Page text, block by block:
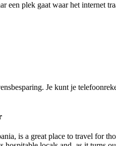
een plek gaat waar het internet
Je kunt je
is a great place to travel for